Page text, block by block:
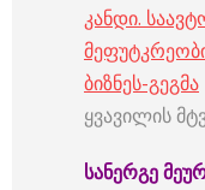
კანდი.
ბიზნეს-გეგმა
ყვავილის
სანერგე